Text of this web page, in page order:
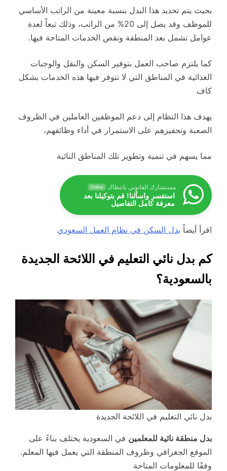
بحيث يتم تحديد هذا البدل بنسبة معينة من الراتب الأساسي
للموظف وقد يصل إلى 20% من الراتب، وذلك تبعاً لعدة
عوامل تشمل بعد المنطقة ونقص الخدمات المتاحة فيها.
كما يلتزم صاحب العمل بتوفير السكن والنقل والوجبات
الغذائية في المناطق التي لا تتوفر فيها هذه الخدمات بشكل
كاف
يهدف هذا النظام إلى دعم الموظفين العاملين في الظروف
الصعبة وتحفيزهم على الاستمرار في أداء وظائفهم،
مما يسهم في تنمية وتطوير تلك المناطق النائية
مستشارك القانوني بانتظاك Online
استفسر واسألنا! قم بتوكيلنا بعد
معرفة كامل التفاصيل
اقرأ أيضاً بدل السكن في نظام العمل السعودي
كم بدل نائي التعليم في اللائحة الجديدة
بالسعودية؟
بدل نائي التعليم في اللائحة الجديدة
بدل منطقة نائية للمعلمين في السعودية يختلف بناءً على
الموقع الجغرافي وظروف المنطقة التي يعمل فيها المعلم.
وفقًا للمعلومات المتاحة